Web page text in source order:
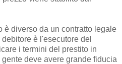
è diverso da un contratto legale
è l'esecutore del
i termini del prestito in
deve avere grande fiducia